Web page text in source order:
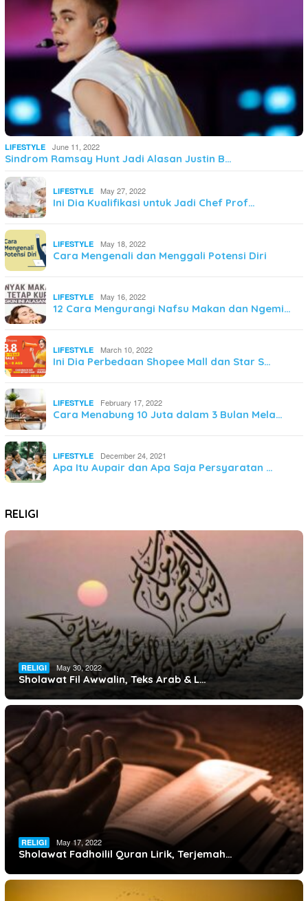
LIFESTYLE June 11, 2022
Sindrom Ramsay Hunt Jadi Alasan Justin B…
LIFESTYLE May 27, 2022
Ini Dia Kualifikasi untuk Jadi Chef Prof…
LIFESTYLE May 18, 2022
Cara Mengenali dan Menggali Potensi Diri
LIFESTYLE May 16, 2022
12 Cara Mengurangi Nafsu Makan dan Ngemi…
LIFESTYLE March 10, 2022
Ini Dia Perbedaan Shopee Mall dan Star S…
LIFESTYLE February 17, 2022
Cara Menabung 10 Juta dalam 3 Bulan Mela…
LIFESTYLE December 24, 2021
Apa Itu Aupair dan Apa Saja Persyaratan …
RELIGI
RELIGI May 30, 2022
Sholawat Fil Awwalin, Teks Arab & L…
RELIGI May 17, 2022
Sholawat Fadhoilil Quran Lirik, Terjemah…